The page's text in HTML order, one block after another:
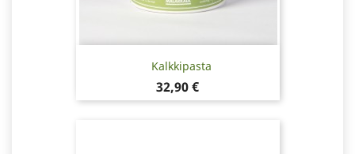
Kalkkipasta
Hinta
32,90 €